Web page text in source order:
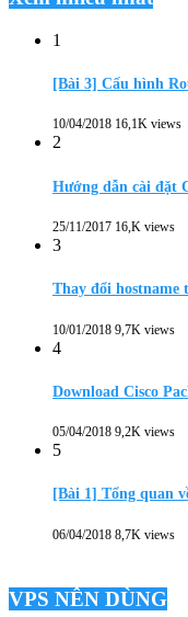
1
[Bài 3] Cấu hình
10/04/2018 16,1K views
2
Hướng dẫn cài đặt
25/11/2017 16,K views
3
Thay đổi hostname
10/01/2018 9,7K views
4
Download Cisco
05/04/2018 9,2K views
5
[Bài 1] Tổng quan
06/04/2018 8,7K views
VPS NÊN DÙNG